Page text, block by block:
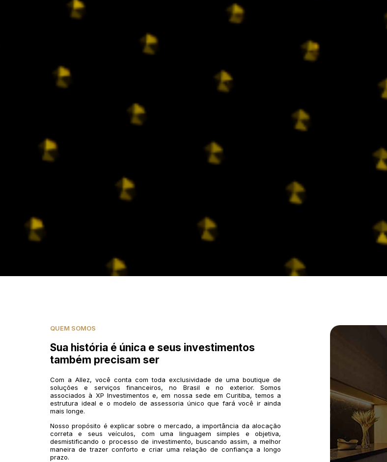
QUEM SOMOS
Sua história é única e seus investimentos
também precisam ser
Com a Allez, você conta com toda exclusividade de uma boutique de
soluções e serviços financeiros, no Brasil e no exterior. Somos
associados à XP Investimentos e, em nossa sede em Curitiba, temos a
estrutura ideal e o modelo de assessoria único que fará você ir ainda
mais longe.
Nosso propósito é explicar sobre o mercado, a importância da alocação
correta e seus veículos, com uma linguagem simples e objetiva,
desmistificando o processo de investimento, buscando assim, a melhor
maneira de trazer conforto e criar uma relação de confiança a longo
prazo.